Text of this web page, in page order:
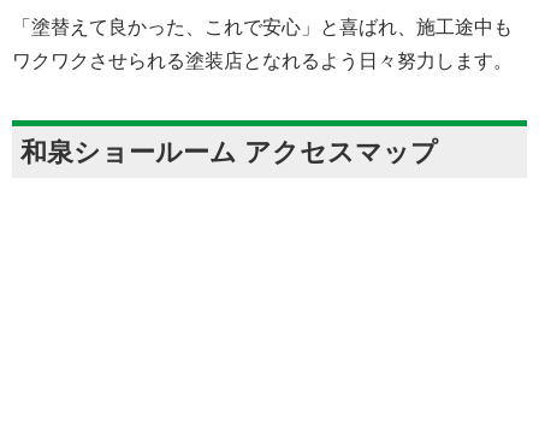
「塗替えて良かった、これで安心」と喜ばれ、施工途中も
ワクワクさせられる塗装店となれるよう日々努力します。
和泉ショールーム アクセスマップ